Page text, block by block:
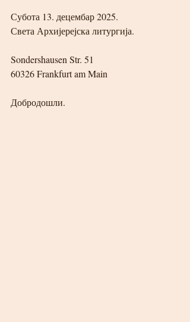
Субота 13. децембар 2025.
Света Архијерејска литургија.
Sondershausen Str. 51
60326 Frankfurt am Main
Добродошли.